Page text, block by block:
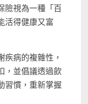
險視為一種「百
活得健康又富
疾病的複雜性，
，並倡議透過飲
習慣，重新掌握